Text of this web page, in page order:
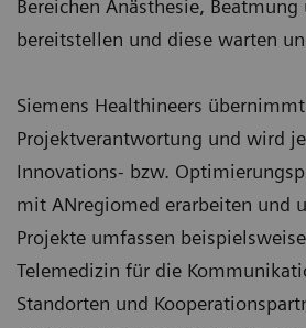
Bereichen Anästhesie,
bereitstellen und diese warten
Siemens Healthineers
Projektverantwortung und wird
Innovations- bzw.
mit ANregiomed erarbeiten und
Projekte umfassen
Telemedizin für die
Standorten und